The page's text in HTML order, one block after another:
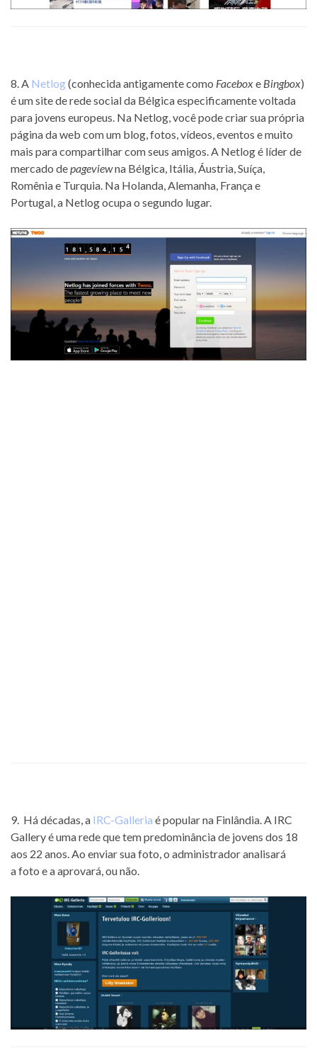
8. A Netlog(conhecida antigamente como Faceboxe Bingbox)
é um site de rede social da Bélgica especificamente voltada
para jovens europeus. Na Netlog, você pode criar sua própria
página da web com um blog, fotos, vídeos, eventos e muito
mais para compartilhar com seus amigos. A Netlog é líder de
mercado de pageviewna Bélgica, Itália, Áustria, Suíça,
Romênia e Turquia. Na Holanda, Alemanha, França e
Portugal, a Netlog ocupa o segundo lugar.
9. Há décadas, a IRC-Galleria é popular na Finlândia. A IRC
Gallery é uma rede que tem predominância de jovens dos 18
aos 22 anos. Ao enviar sua foto, o administrador analisará
a foto e a aprovará, ou não.